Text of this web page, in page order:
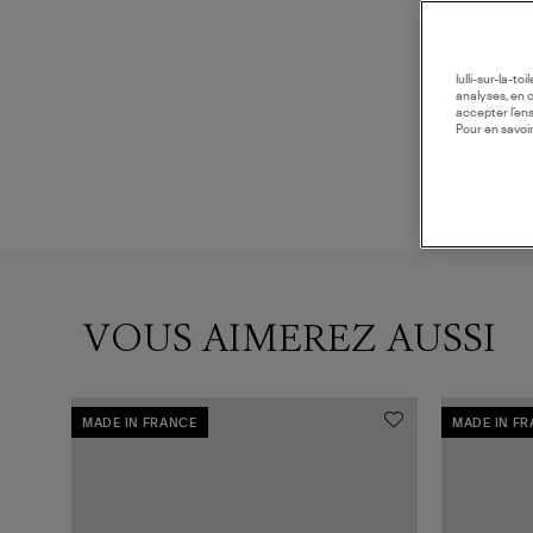
VOUS AIMEREZ AUSSI
MADE IN FRANCE MADE IN
lulli-sur-la-
analyses, en
accepter
Pour en